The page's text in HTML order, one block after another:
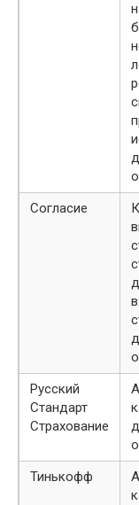
Согласие
К
Русский
Стандарт
Страхование
Тинькофф